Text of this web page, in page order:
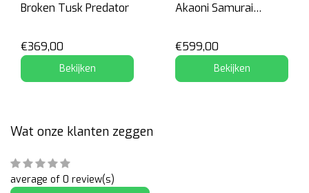
Broken Tusk Predator
€369,00
Bekijken
Akaoni Samurai
€599,00
Bekijken
Wat onze klanten zeggen
average of 0 review(s)